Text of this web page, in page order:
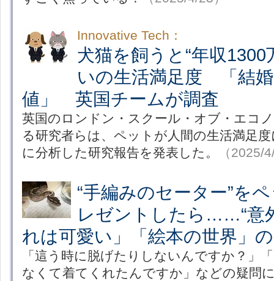
Innovative Tech：
犬猫を飼うと“年収1300
いの生活満足度 「結
値」 英国チームが調査
英国のロンドン・スクール・オブ・エコ
る研究者らは、ペットが人間の生活満足
に分析した研究報告を発表した。
（2025/
“手編みのセーター”を
レゼントしたら……“意
れは可愛い」「絵本の世界」
「這う時に脱げたりしないんですか？
なくて着てくれたんですか」などの疑問